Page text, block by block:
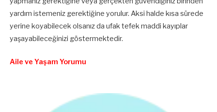
yardım istemeniz gerektiğine yorulur. Aksi halde kısa sürede
yerine koyabilecek olsanız da ufak tefek maddi kayıplar
yaşayabileceğinizi göstermektedir.
Aile ve Yaşam Yorumu